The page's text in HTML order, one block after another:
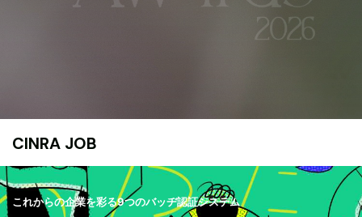
CINRA JOB
これからの企業を彩る9つのバッヂ認証システム